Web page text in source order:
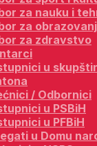
za nauku i
za
za zdravstvo
u
/ Odbornici
u PSBiH
u PFBiH
u Domu